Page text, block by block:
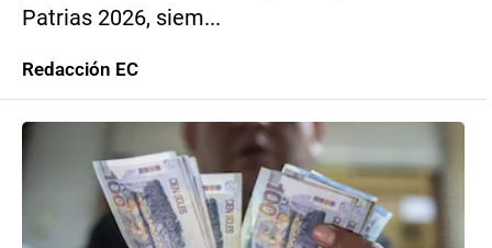
Patrias 2026, siem...
Redacción EC